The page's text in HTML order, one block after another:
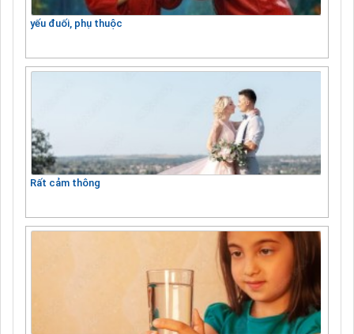
yếu đuối, phụ thuộc
Rất cảm thông